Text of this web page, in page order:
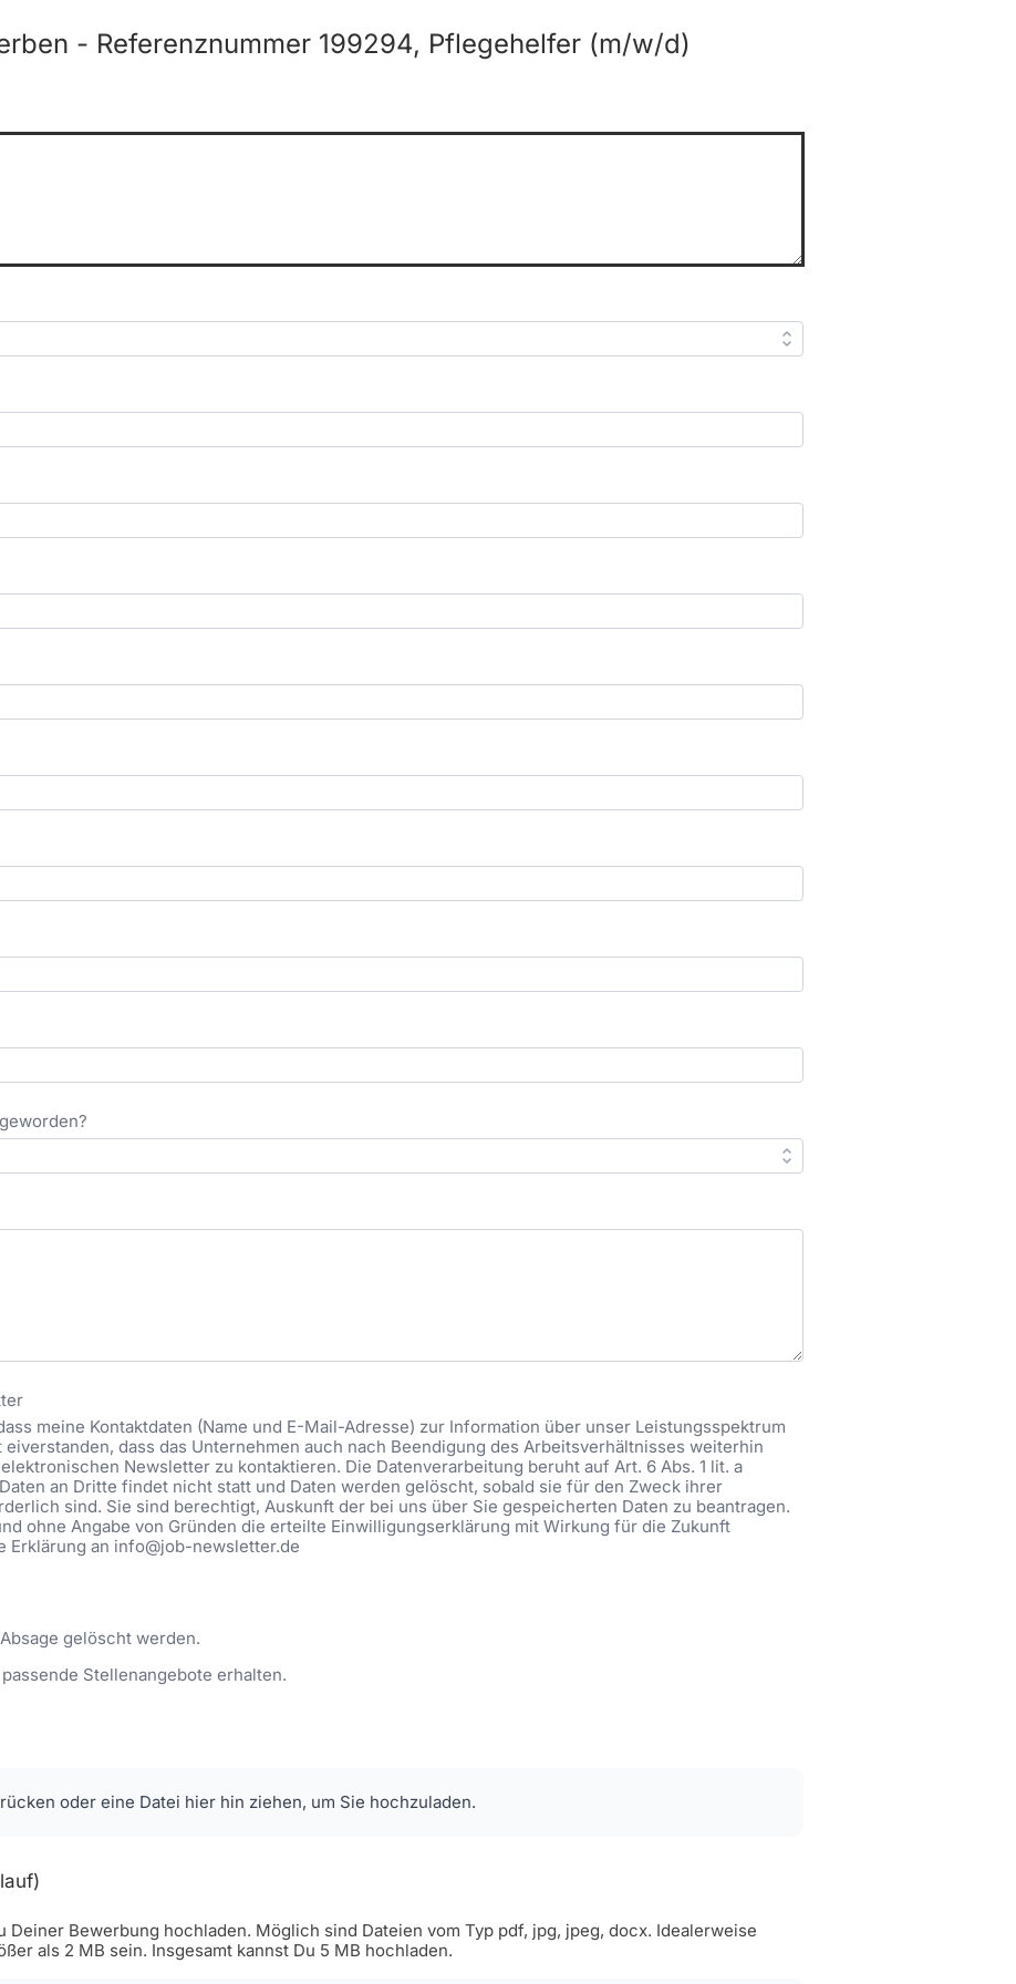
- Referenznummer 199294, Pflegehelfer (m/w/d)
meine Kontaktdaten (Name und E-Mail-Adresse) zur Information über unser Leistungsspektrum
dass das Unternehmen auch nach Beendigung des Arbeitsverhältnisses weiterhin
Newsletter zu kontaktieren. Die Datenverarbeitung beruht auf Art. 6 Abs. 1 lit. a
Daten an Dritte findet nicht statt und Daten werden gelöscht, sobald sie für den Zweck ihrer
sind. Sie sind berechtigt, Auskunft der bei uns über Sie gespeicherten Daten zu beantragen.
ohne Angabe von Gründen die erteilte Einwilligungserklärung mit Wirkung für die Zukunft
an info@job-newsletter.de
gelöscht werden.
Stellenangebote erhalten.
oder eine Datei hier hin ziehen, um Sie hochzuladen.
Deiner Bewerbung hochladen. Möglich sind Dateien vom Typ pdf, jpg, jpeg, docx. Idealerweise
als 2 MB sein. Insgesamt kannst Du 5 MB hochladen.